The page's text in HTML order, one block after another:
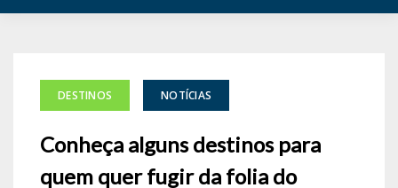
DESTINOS NOTÍCIAS
Conheça alguns destinos para
quem quer fugir da folia do